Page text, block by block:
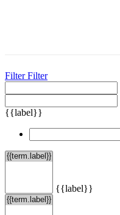
FilterFilter
{{label}}
{{label}}